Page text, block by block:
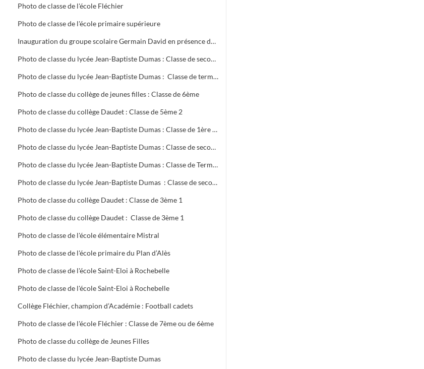
Photo de classe de l'école Fléchier
Photo de classe de l'école primaire supérieure
Inauguration du groupe scolaire Germain David en présence du Maire, Roger Roucaute
Photo de classe du lycée Jean-Baptiste Dumas : Classe de seconde 2
Photo de classe du lycée Jean-Baptiste Dumas : Classe de terminale
Photo de classe du collège de jeunes filles : Classe de 6ème
Photo de classe du collège Daudet : Classe de 5ème 2
Photo de classe du lycée Jean-Baptiste Dumas : Classe de 1ère 35
Photo de classe du lycée Jean-Baptiste Dumas : Classe de seconde 22 (Habillement rétro)
Photo de classe du lycée Jean-Baptiste Dumas : Classe de Terminale 3D
Photo de classe du lycée Jean-Baptiste Dumas : Classe de seconde 22
Photo de classe du collège Daudet : Classe de 3ème 1
Photo de classe du collège Daudet : Classe de 3ème 1
Photo de classe de l'école élémentaire Mistral
Photo de classe de l'école primaire du Plan d’Alès
Photo de classe de l'école Saint-Eloi à Rochebelle
Photo de classe de l'école Saint-Eloi à Rochebelle
Collège Fléchier, champion d’Académie : Football cadets
Photo de classe de l'école Fléchier : Classe de 7ème ou de 6ème
Photo de classe du collège de Jeunes Filles
Photo de classe du lycée Jean-Baptiste Dumas